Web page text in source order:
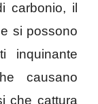
carbonio, il
si possono
inquinante
causano
che cattura